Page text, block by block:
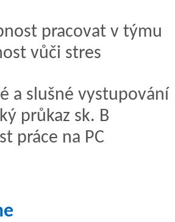
pracovat v týmu
vůči stres
a slušné vystupování
průkaz sk. B
práce na PC